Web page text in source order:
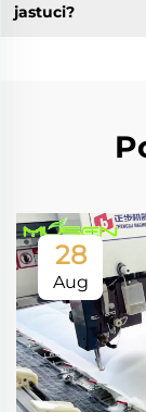
jastuci?
28
Aug